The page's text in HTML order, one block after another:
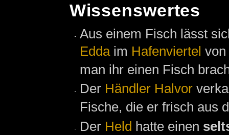
Wissenswertes
Aus einem Fisch lässt
Eddaim Hafenviertel von
man ihr einen Fisch
Der Händler Halvor
Fische, die er frisch aus
Der Held hatte einen